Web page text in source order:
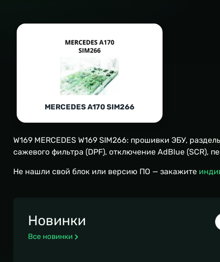
MERCEDES A170 SIM266
W169 MERCEDES W169 SIM266: прошивки ЭБУ,
сажевого фильтра (DPF), отключение AdBlue (SCR),
Не нашли свой блок или версию ПО — закажите
Новинки
Все новинки